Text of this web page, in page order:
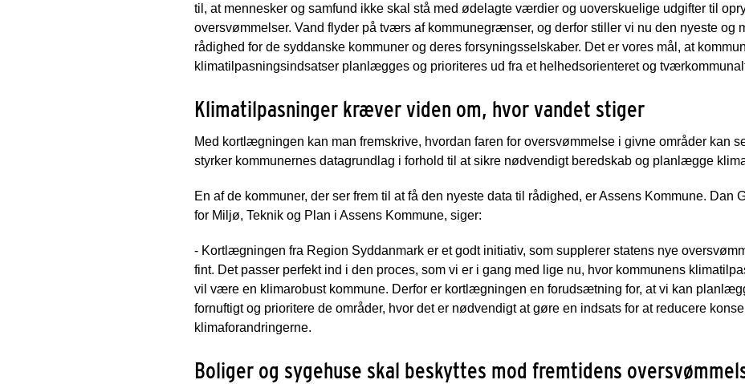
til, at mennesker og samfund ikke skal stå med ødelagte værdier og uoverskuelige udgifter til
oversvømmelser. Vand flyder på tværs af kommunegrænser, og derfor stiller vi nu den nyeste og
rådighed for de syddanske kommuner og deres forsyningsselskaber. Det er vores mål, at
klimatilpasningsindsatser planlægges og prioriteres ud fra et helhedsorienteret og
Klimatilpasninger kræver viden om, hvor vandet stiger
Med kortlægningen kan man fremskrive, hvordan faren for oversvømmelse i givne områder kan
styrker kommunernes datagrundlag i forhold til at sikre nødvendigt beredskab og planlægge
En af de kommuner, der ser frem til at få den nyeste data til rådighed, er Assens Kommune. Dan
for Miljø, Teknik og Plan i Assens Kommune, siger:
- Kortlægningen fra Region Syddanmark er et godt initiativ, som supplerer statens nye
fint. Det passer perfekt ind i den proces, som vi er i gang med lige nu, hvor kommunens
vil være en klimarobust kommune. Derfor er kortlægningen en forudsætning for, at vi kan
fornuftigt og prioritere de områder, hvor det er nødvendigt at gøre en indsats for at reducere
klimaforandringerne.
Boliger og sygehuse skal beskyttes mod fremtidens